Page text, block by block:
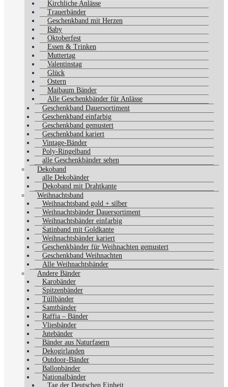
Kirchliche Anlässe
Trauerbänder
Geschenkband mit Herzen
Baby
Oktoberfest
Essen & Trinken
Muttertag
Valentinstag
Glück
Ostern
Maibaum Bänder
Alle Geschenkbänder für Anlässe
Geschenkband Dauersortiment
Geschenkband einfarbig
Geschenkband gemustert
Geschenkband kariert
Vintage-Bänder
Poly-Ringelband
alle Geschenkbänder sehen
Dekoband
alle Dekobänder
Dekoband mit Drahtkante
Weihnachtsband
Weihnachtsband gold + silber
Weihnachtsbänder Dauersortiment
Weihnachtsbänder einfarbig
Satinband mit Goldkante
Weihnachtsbänder kariert
Geschenkbänder für Weihnachten gemustert
Geschenkband Weihnachten
Alle Weihnachtsbänder
Andere Bänder
Karobänder
Spitzenbänder
Tüllbänder
Samtbänder
Raffia – Bänder
Vliesbänder
Jutebänder
Bänder aus Naturfasern
Dekogirlanden
Outdoor-Bänder
Ballonbänder
Nationalbänder
Tag der Deutschen Einheit